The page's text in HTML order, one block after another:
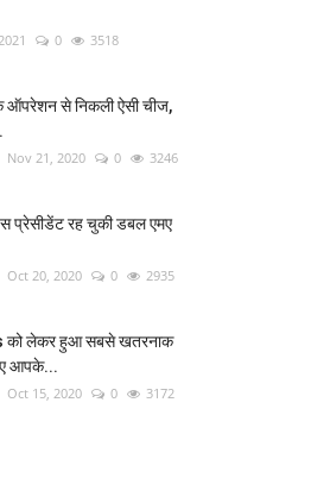
0 3518
ऑपरेशन से निकली ऐसी चीज,
Nov 21, 2020 0 3246
प्रेसीडेंट रह चुकी डबल एमए
Oct 20, 2020 0 2935
लेकर हुआ सबसे खतरनाक
आपके...
Oct 15, 2020 0 3172